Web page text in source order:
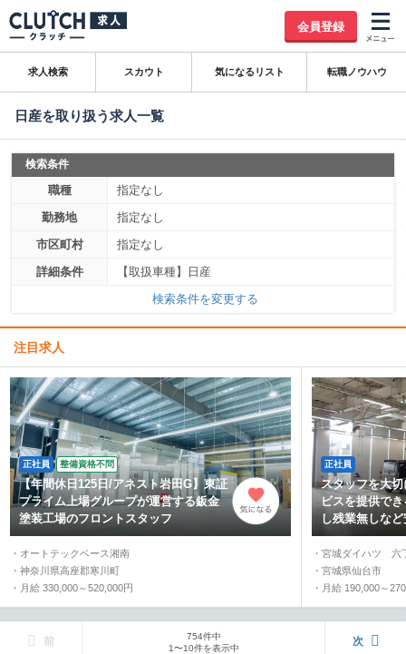
会員登録
求人検索 スカウト 気になるリスト 転職ノウハウ
日産を取り扱う求人一覧
検索条件
職種
指定なし
勤務地
指定なし
市区町村
指定なし
詳細条件
【取扱車種】日産
検索条件を変更する
注目求人
正社員 整備資格不問
【年間休日125日/アネスト岩田G】東証
プライム上場グループが運営する鈑金
塗装工場のフロントスタッフ
・オートテックベース湘南
・神奈川県高座郡寒川町
・月給 330,000～520,000円
正社員
スタッフを大
ビスを提供で
し残業無しな
・宮城ダイハツ 六
・宮城県仙台市
・月給 190,000～
前
754件中
1〜10件を表示中
次